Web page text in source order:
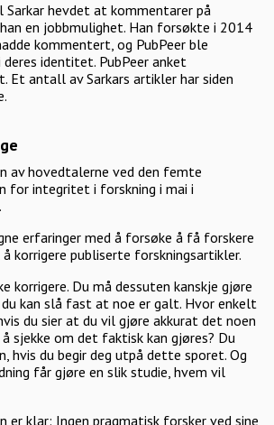
hevdet at kommentarer på
en jobbmulighet. Han forsøkte i 2014
kommentert, og PubPeer ble
identitet. PubPeer anket
Et antall av Sarkars artikler har siden
av hovedtalerne ved den femte
for integritet i forskning i mai i
erfaringer med å forsøke å få forskere
korrigere publiserte forskningsartikler.
korrigere. Du må dessuten kanskje gjøre
kan slå fast at noe er galt. Hvor enkelt
du sier at du vil gjøre akkurat det noen
sjekke om det faktisk kan gjøres? Du
hvis du begir deg utpå dette sporet. Og
får gjøre en slik studie, hvem vil
er klar: Ingen pragmatisk forsker ved sine